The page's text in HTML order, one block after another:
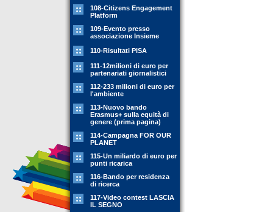
108-Citizens Engagement
Platform
109-Evento presso
associazione Insieme
110-Risultati PISA
111-12milioni di euro per
partenariati giornalistici
112-233 milioni di euro per
l'ambiente
113-Nuovo bando
Erasmus+ sulla equità di
genere (prima pagina)
114-Campagna FOR OUR
PLANET
115-Un miliardo di euro per
punti ricarica
116-Bando per residenza
di ricerca
117-Video contest LASCIA
IL SEGNO